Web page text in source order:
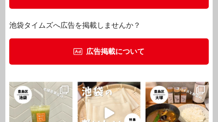
池袋タイムズへ広告を掲載しませんか？
広告掲載について